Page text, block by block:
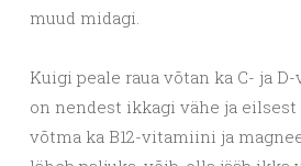
muud midagi.
Kuigi peale raua võtan ka C- ja
on nendest ikkagi vähe ja
võtma ka B12-vitamiini ja